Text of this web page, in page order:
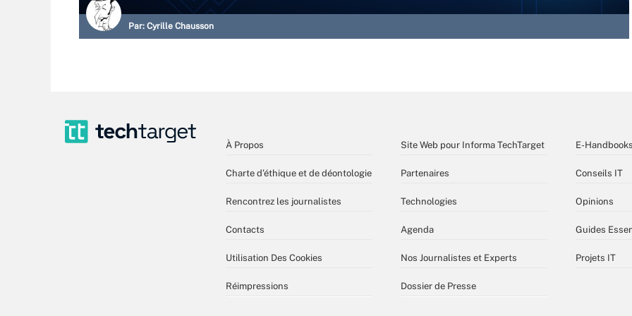
Par: Cyrille Chausson
À Propos
Charte d’éthique et de déontologie
Rencontrez les journalistes
Contacts
Utilisation Des Cookies
Réimpressions
Site Web pour Informa TechTarget
Partenaires
Technologies
Agenda
Nos Journalistes et Experts
Dossier de Presse
E-Handbooks
Conseils IT
Opinions
Guides
Projets IT